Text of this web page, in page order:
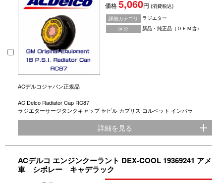
価格5,060円(消費税込)
詳細カテゴリ
ラジエター
区分
新品・純正品（ＯＥＭ含）
ACデルコジャパン正規品
AC Delco Radiator Cap RC87
ラジエターサージタンクキャップ セビル カプリス コルベット インパラ
詳細を見る
ACデルコ エンジンクーラント DEX-COOL 19369241 アメ
車 シボレー キャデラック